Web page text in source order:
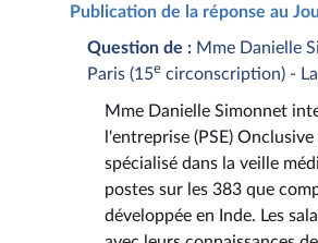
Publication de la réponse au
Question de : Mme Danielle
Paris (15e circonscription) -
Mme Danielle Simonnet
l'entreprise (PSE)
spécialisé dans la veille
postes sur les 383 que
développée en Inde. Les